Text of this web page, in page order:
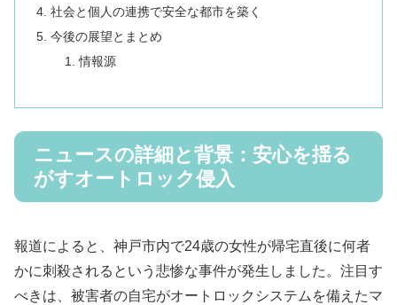
社会と個人の連携で安全な都市を築く
今後の展望とまとめ
情報源
ニュースの詳細と背景：安心を揺る
がすオートロック侵入
報道によると、神戸市内で24歳の女性が帰宅直後に何者
かに刺殺されるという悲惨な事件が発生しました。注目す
べきは、被害者の自宅がオートロックシステムを備えたマ